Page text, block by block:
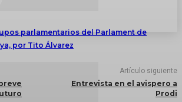
parlamentarios del Parlament de
por Tito Álvarez
Artículo siguiente
Entrevista en el avispero a
Prodi